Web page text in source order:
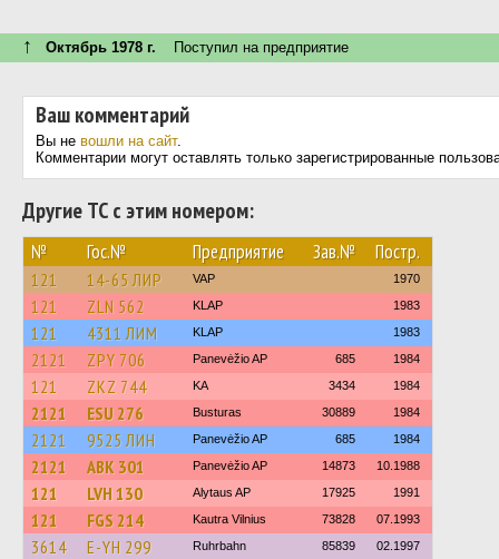
↑ Октябрь 1978 г. Поступил на предприятие
Ваш комментарий
Вы не вошли на сайт.
Комментарии могут оставлять только зарегистрированные
Другие ТС с этим номером:
№ Гос.№ Предприятие Зав.№ Постр.
121 14-65 ЛИР VAP 1970
121 ZLN 562 KLAP 1983
121 4311 ЛИМ KLAP 1983
2121 ZPY 706 Panevėžio AP 685 1984
121 ZKZ 744 KA 3434 1984
2121 ESU 276 Busturas 30889 1984
2121 9525 ЛИН Panevėžio AP 685 1984
2121 ABK 301 Panevėžio AP 14873 10.1988
121 LVH 130 Alytaus AP 17925 1991
121 FGS 214 Kautra Vilnius 73828 07.1993
3614 E-YH 299 Ruhrbahn 85839 02.1997